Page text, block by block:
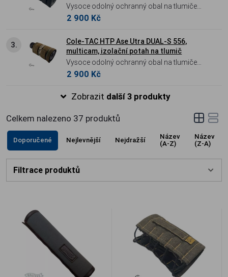
Vysoce odolný ochranný obal na tlumiče
hluku v černém provedení , určený speciálně
2 900 Kč
3.
Cole-TAC HTP Ase Utra DUAL-S 556,
multicam, izolační potah na tlumič
Vysoce odolný ochranný obal na tlumiče
hluku (verze Short ) v maskovacím vzoru
samonabíjecí a automatické zbraně .
2 900 Kč
Zobrazit další 3 produkty
Celkem nalezeno 37 produktů
Doporučené Nejlevnější Nejdražší
Název
(A-Z)
Název
(Z-A)
Filtrace produktů